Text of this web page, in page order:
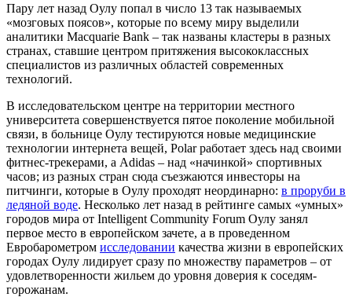
Пару лет назад Оулу попал в число 13 так называемых
«мозговых поясов», которые по всему миру выделили
аналитики Macquarie Bank – так названы кластеры в разных
странах, ставшие центром притяжения высококлассных
специалистов из различных областей современных
технологий.
В исследовательском центре на территории местного
университета совершенствуется пятое поколение мобильной
связи, в больнице Оулу тестируются новые медицинские
технологии интернета вещей, Polar работает здесь над своими
фитнес-трекерами, а Adidas – над «начинкой» спортивных
часов; из разных стран сюда съезжаются инвесторы на
питчинги, которые в Оулу проходят неординарно: в проруби в
ледяной воде. Несколько лет назад в рейтинге самых «умных»
городов мира от Intelligent Community Forum Оулу занял
первое место в европейском зачете, а в проведенном
Евробарометром исследовании качества жизни в европейских
городах Оулу лидирует сразу по множеству параметров – от
удовлетворенности жильем до уровня доверия к соседям-
горожанам.